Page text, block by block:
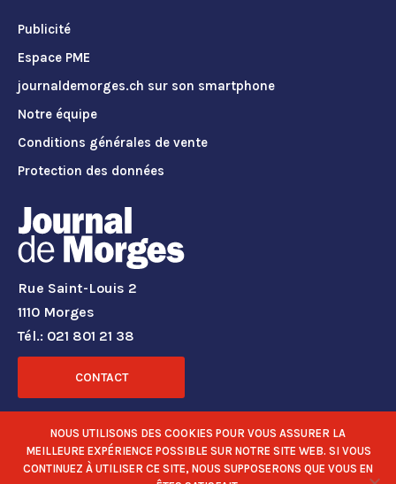
Publicité
Espace PME
journaldemorges.ch sur son smartphone
Notre équipe
Conditions générales de vente
Protection des données
Rue Saint-Louis 2
1110 Morges
Tél.: 021 801 21 38
CONTACT
RÉSEAUX SOCIAUX
NOUS UTILISONS DES COOKIES POUR VOUS ASSURER LA
MEILLEURE EXPÉRIENCE POSSIBLE SUR NOTRE SITE WEB. SI VOUS
CONTINUEZ À UTILISER CE SITE, NOUS SUPPOSERONS QUE VOUS EN